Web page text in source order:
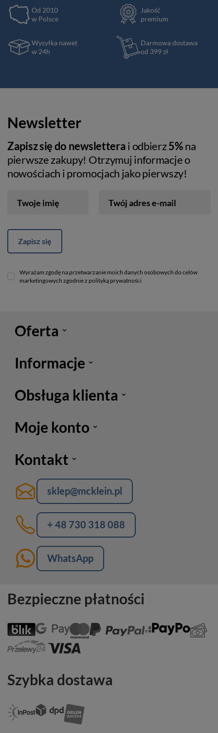
Od 2010
w Polsce
Jakość
premium
Wysyłka nawet
w 24h
Darmowa dostawa
od 399 zł
Newsletter
Zapisz się do newsletterai odbierz5%na
pierwsze zakupy! Otrzymuj informacje o
nowościach i promocjach jako pierwszy!
Twoje imię Twój adres e-mail
Zapisz się
Wyrażam zgodę na przetwarzanie moich danych osobowych do celów
marketingowych zgodnie z polityką prywatności
Oferta
Informacje
Obsługa klienta
Moje konto
Kontakt
sklep@mcklein.pl
+ 48 730 318 088
WhatsApp
Bezpieczne płatności
Szybka dostawa